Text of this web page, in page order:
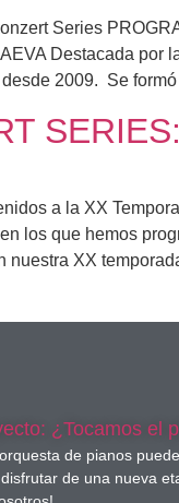
Series
Destacada
2009. Se
a la XX
los que hemos
XX
¿Tocamos el
de pianos
de una nueva